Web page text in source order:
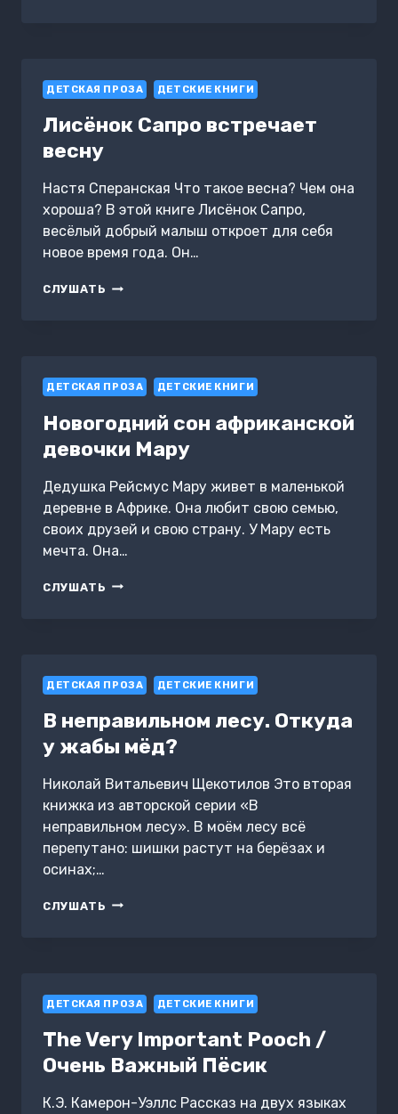
ДЕТСКАЯ ПРОЗА ДЕТСКИЕ КНИГИ
Лисёнок Сапро встречает
весну
Настя Сперанская Что такое весна? Чем она
хороша? В этой книге Лисёнок Сапро,
весёлый добрый малыш откроет для себя
новое время года. Он…
СЛУШАТЬ ЛИСЁНОК
ДЕТСКАЯ ПРОЗА ДЕТСКИЕ КНИГИ
Новогодний сон африканской
девочки Мару
Дедушка Рейсмус Мару живет в маленькой
деревне в Африке. Она любит свою семью,
своих друзей и свою страну. У Мару есть
мечта. Она…
СЛУШАТЬ НОВОГОДНИЙ
ДЕТСКАЯ ПРОЗА ДЕТСКИЕ КНИГИ
В неправильном лесу. Откуда
у жабы мёд?
Николай Витальевич Щекотилов Это вторая
книжка из авторской серии «В
неправильном лесу». В моём лесу всё
перепутано: шишки растут на берёзах и
осинах;…
СЛУШАТЬ В
МЁД?
ДЕТСКАЯ ПРОЗА ДЕТСКИЕ КНИГИ
The Very Important Pooch /
Очень Важный Пёсик
К.Э. Камерон-Уэллс Рассказ на двух языках